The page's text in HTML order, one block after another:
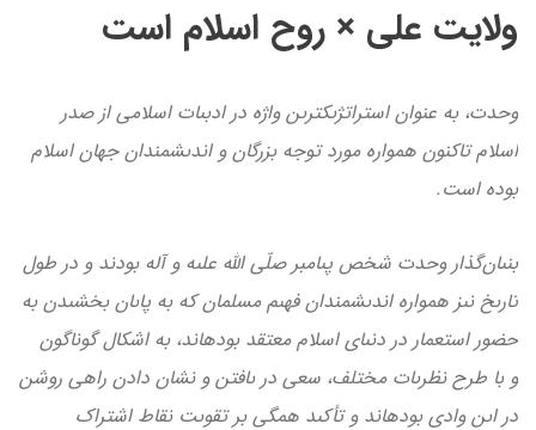
ولايت على × روح اسلام است
وحدت، به عنوان استراتژىک­ترىن واژه در ادبىات اسلامى از صدر
اسلام تاكنون همواره مورد توجه بزرگان و اندىشمندان جهان اسلام
بوده است.
بنىان‌گذار وحدت شخص پىامبر صلّى الله علىه و آله بودند و در طول
تارىخ نىز همواره اندىشمندان فهىم مسلمان كه به پاىان بخشىدن به
حضور استعمار در دنىاى اسلام معتقد بوده­اند، به اشكال گوناگون
و با طرح نظرىات مختلف، سعى در ىافتن و نشان دادن راهى روشن
در اىن وادى بوده­اند و تأكىد همگى بر تقوىت نقاط اشتراک